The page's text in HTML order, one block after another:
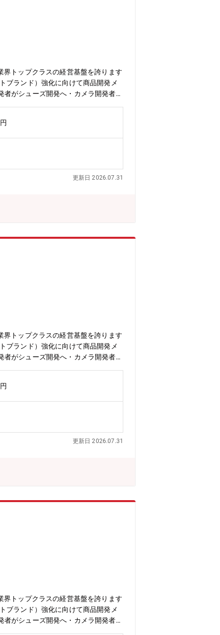
トップクラスの経営基盤を誇ります
ランド）強化に向けて商品開発メ
がシューズ開発へ・カメラ開発者が
【募集背景】西松屋では、商品力の
で、お客様により高品質で安心・安
われた製造技術、品質管理、生産管
。【期待する役割/ミッション】西松
開発に還元いただくことを期待して
モノ作りの一連の業務をお任せしま
的に行ってもらうことになります。お
成】■商品部※シニア社員比率40％・
手半導体メーカー出身（研究開発）
直接見る機会が少なかったのです
ながら働いています。【同ポジショ
の可能性がある環境です。※入社10
近隣の西松屋店舗を拠点として勤務
が柔軟に取得できます■家賃補助が
更新日 2026.07.31
トップクラスの経営基盤を誇ります
ランド）強化に向けて商品開発メ
がシューズ開発へ・カメラ開発者が
【募集背景】西松屋では、商品力の
で、お客様により高品質で安心・安
われた製造技術、品質管理、生産管
。【期待する役割/ミッション】西松
開発に還元いただくことを期待して
モノ作りの一連の業務をお任せしま
的に行ってもらうことになります。お
成】■商品部※シニア社員比率40％・
手半導体メーカー出身（研究開発）
直接見る機会が少なかったのです
ながら働いています。【同ポジショ
の可能性がある環境です。※入社10
近隣の西松屋店舗を拠点として勤務
が柔軟に取得できます■家賃補助が
更新日 2026.07.31
トップクラスの経営基盤を誇ります
ランド）強化に向けて商品開発メ
がシューズ開発へ・カメラ開発者が